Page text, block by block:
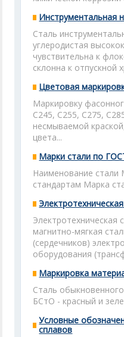
Инструментальная
Сталь
углеродистая
чувствительна к
склонна к отпускной
Цветовая
Маркировку
С245, С255, С275,
несмываемой
цвета...
Марки стали по
Наименование
стандартам Марка
Электротехническая
магнитно-мягкая
(сердечников)
оборудования
Маркировка
Сталь
БСтО - красный и
Условные
сплавов